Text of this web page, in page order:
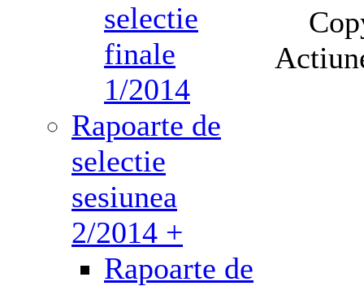
selectie
finale
1/2014
Rapoarte de
selectie
sesiunea
2/2014 +
Rapoarte de